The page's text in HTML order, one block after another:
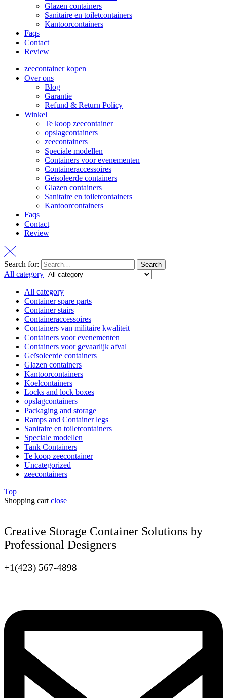
Glazen containers
Sanitaire en toiletcontainers
Kantoorcontainers
Faqs
Contact
Review
zeecontainer kopen
Over ons
Blog
Garantie
Refund & Return Policy
Winkel
Te koop zeecontainer​
opslagcontainers
zeecontainers
Speciale modellen
Containers voor evenementen
Containeraccessoires
Geïsoleerde containers
Glazen containers
Sanitaire en toiletcontainers
Kantoorcontainers
Faqs
Contact
Review
Search for: Search
All category
All category
Container spare parts
Container stairs
Containeraccessoires
Containers van militaire kwaliteit
Containers voor evenementen
Containers voor gevaarlijk afval
Geïsoleerde containers
Glazen containers
Kantoorcontainers
Koelcontainers
Locks and lock boxes
opslagcontainers
Packaging and storage
Ramps and Container legs
Sanitaire en toiletcontainers
Speciale modellen
Tank Containers
Te koop zeecontainer​
Uncategorized
zeecontainers
Top
Shopping cart close
Creative Storage Container Solutions by
Professional Designers
+1(423) 567-4898